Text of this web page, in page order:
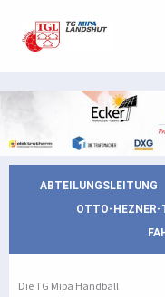
springen
ABTEILUNGSLEITUNG
OTTO-HEZNER-
Die TG Mipa Handball